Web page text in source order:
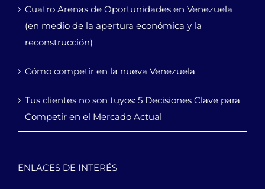
Cuatro Arenas de Oportunidades en Venezuela
(en medio de la apertura económica y la
reconstrucción)
Cómo competir en la nueva Venezuela
Tus clientes no son tuyos: 5 Decisiones Clave para
Competir en el Mercado Actual
ENLACES DE INTERÉS